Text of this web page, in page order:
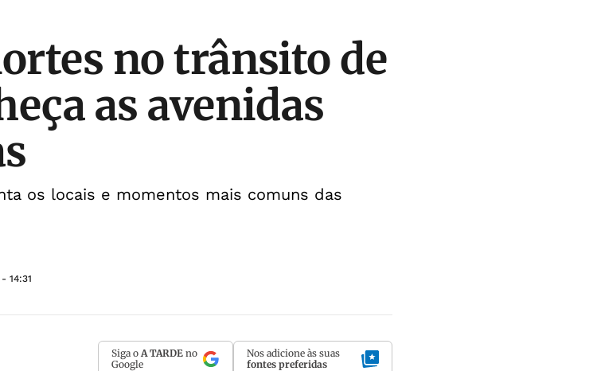
no trânsito de
as avenidas
os locais e momentos mais comuns das
14:31
Siga o A TARDE no
Google
Nos adicione às suas
fontes preferidas